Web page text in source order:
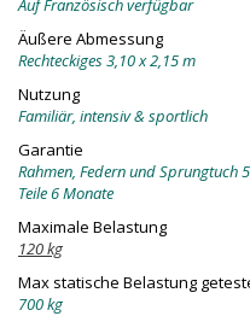
Auf Französisch verfügbar
Äußere Abmessung
Rechteckiges 3,10 x 2,15 m
Nutzung
Familiär, intensiv & sportlich
Garantie
Rahmen, Federn und Sprungtuch
Teile 6 Monate
Maximale Belastung
120 kg
Max statische Belastung
700 kg